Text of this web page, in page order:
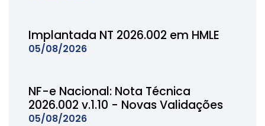
Implantada NT 2026.002 em HMLE
05/08/2026
NF-e Nacional: Nota Técnica
2026.002 v.1.10 - Novas Validações
05/08/2026